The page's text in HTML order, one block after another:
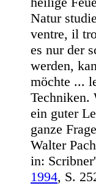
Natur
ventre, il
es nur der
werden,
möchte ...
Techniken.
ein guter
ganze
Walter
in:
1994, S.